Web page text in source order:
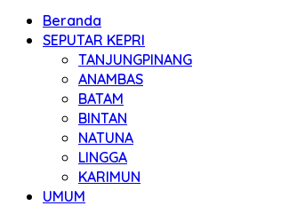
Beranda
SEPUTAR KEPRI
TANJUNGPINANG
ANAMBAS
BATAM
BINTAN
NATUNA
LINGGA
KARIMUN
UMUM